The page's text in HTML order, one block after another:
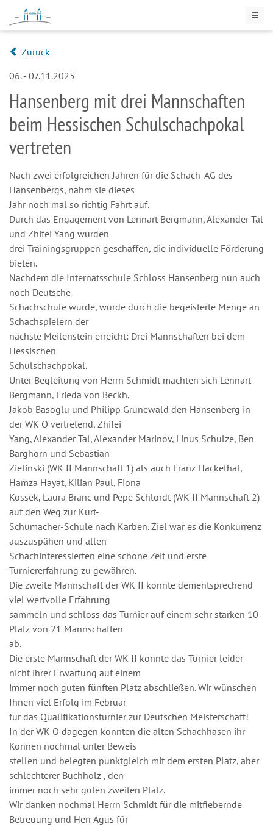
Zurück
06. - 07.11.2025
Hansenberg mit drei Mannschaften
beim Hessischen Schulschachpokal
vertreten
Nach zwei erfolgreichen Jahren für die Schach-AG des
Hansenbergs, nahm sie dieses
Jahr noch mal so richtig Fahrt auf.
Durch das Engagement von Lennart Bergmann, Alexander Tal
und Zhifei Yang wurden
drei Trainingsgruppen geschaffen, die individuelle Förderung
bieten.
Nachdem die Internatsschule Schloss Hansenberg nun auch
noch Deutsche
Schachschule wurde, wurde durch die begeisterte Menge an
Schachspielern der
nächste Meilenstein erreicht: Drei Mannschaften bei dem
Hessischen
Schulschachpokal.
Unter Begleitung von Herrn Schmidt machten sich Lennart
Bergmann, Frieda von Beckh,
Jakob Basoglu und Philipp Grunewald den Hansenberg in
der WK O vertretend, Zhifei
Yang, Alexander Tal, Alexander Marinov, Linus Schulze, Ben
Barghorn und Sebastian
Zielinski (WK II Mannschaft 1) als auch Franz Hackethal,
Hamza Hayat, Kilian Paul, Fiona
Kossek, Laura Branc und Pepe Schlordt (WK II Mannschaft 2)
auf den Weg zur Kurt-
Schumacher-Schule nach Karben. Ziel war es die Konkurrenz
auszuspähen und allen
Schachinteressierten eine schöne Zeit und erste
Turniererfahrung zu gewähren.
Die zweite Mannschaft der WK II konnte dementsprechend
viel wertvolle Erfahrung
sammeln und schloss das Turnier auf einem sehr starken 10
Platz von 21 Mannschaften
ab.
Die erste Mannschaft der WK II konnte das Turnier leider
nicht ihrer Erwartung auf einem
immer noch guten fünften Platz abschließen. Wir wünschen
Ihnen viel Erfolg im Februar
für das Qualifikationsturnier zur Deutschen Meisterschaft!
In der WK O dagegen konnten die alten Schachhasen ihr
Können nochmal unter Beweis
stellen und belegten punktgleich mit dem ersten Platz, aber
schlechterer Buchholz , den
immer noch sehr guten zweiten Platz.
Wir danken nochmal Herrn Schmidt für die mitfiebernde
Betreuung und Herr Agus für